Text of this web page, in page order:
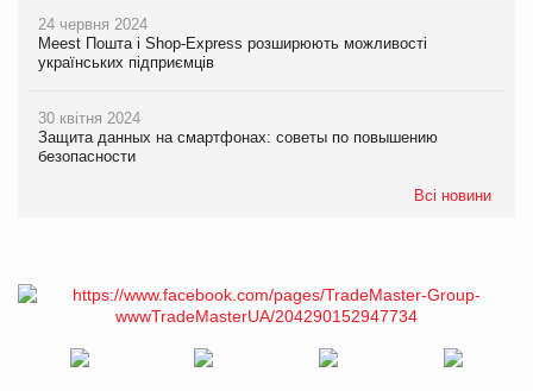
24 червня 2024
Meest Пошта і Shop-Express розширюють можливості
українських підприємців
30 квітня 2024
Защита данных на смартфонах: советы по повышению
безопасности
Всі новини